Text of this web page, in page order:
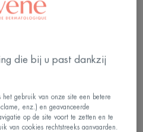
is de kans groter dat u er
waardoor acne
die bij u past dankzij
gebruik van onze site een betere
enz.) en geavanceerde
op de site voort te zetten en te
van cookies rechtstreeks aanvaarden.